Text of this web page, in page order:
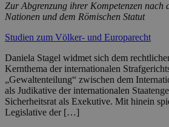
Zur Abgrenzung ihrer Kompetenzen nach
Nationen und dem Römischen Statut
Studien zum Völker- und Europarecht
Daniela Stagel widmet sich dem
Kernthema der internationalen
„Gewaltenteilung“ zwischen dem
als Judikative der internationalen
Sicherheitsrat als Exekutive. Mit hinein
Legislative der […]